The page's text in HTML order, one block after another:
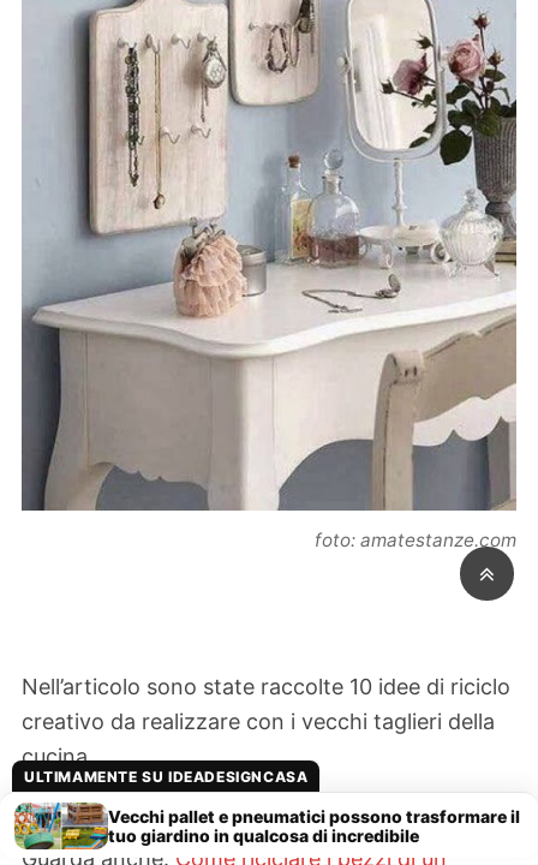
foto: amatestanze.com
Nell’articolo sono state raccolte 10 idee di riciclo
creativo da realizzare con i vecchi taglieri della
cucina.
Guarda anche: Come riciclare i pezzi di un
ULTIMAMENTE SU IDEADESIGNCASA
Vecchi pallet e pneumatici possono trasformare il
tuo giardino in qualcosa di incredibile